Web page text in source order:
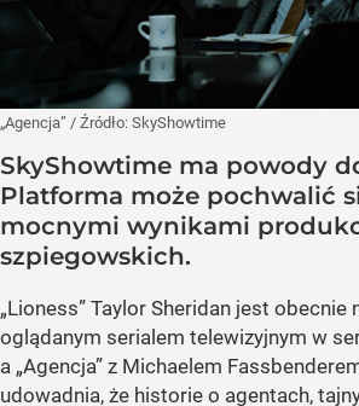
„Agencja” / Źródło: SkyShowtime
SkyShowtime ma powody
Platforma może pochwalić
mocnymi wynikami
szpiegowskich.
„Lioness” Taylor Sheridan jest obecnie
oglądanym serialem telewizyjnym w
a „Agencja” z Michaelem
udowadnia, że historie o agentach,